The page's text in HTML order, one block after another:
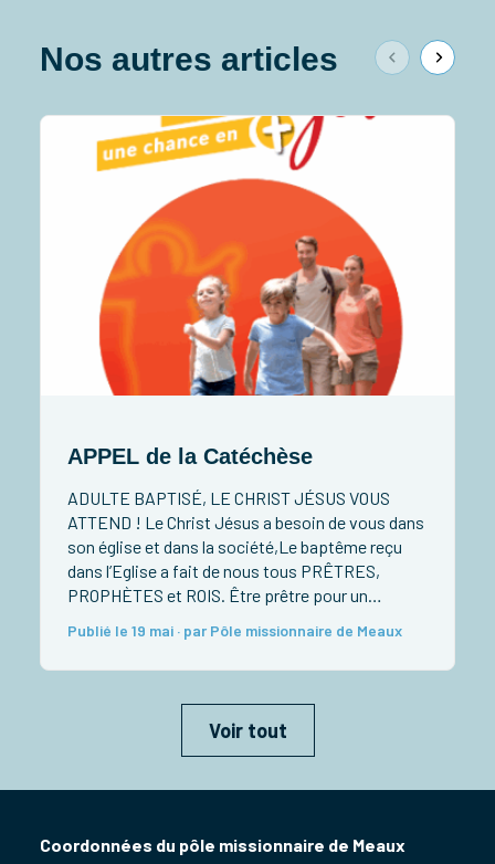
Nos autres articles
APPEL de la Catéchèse
ADULTE BAPTISÉ, LE CHRIST JÉSUS VOUS
ATTEND ! Le Christ Jésus a besoin de vous dans
son église et dans la société,Le baptême reçu
dans l’Eglise a fait de nous tous PRÊTRES,
PROPHÈTES et ROIS. Être prêtre pour un
c’est rendre le Christ présent au milieu […]
Publié le 19 mai · par Pôle missionnaire de Meaux
Voir tout
Coordonnées du pôle missionnaire de Meaux